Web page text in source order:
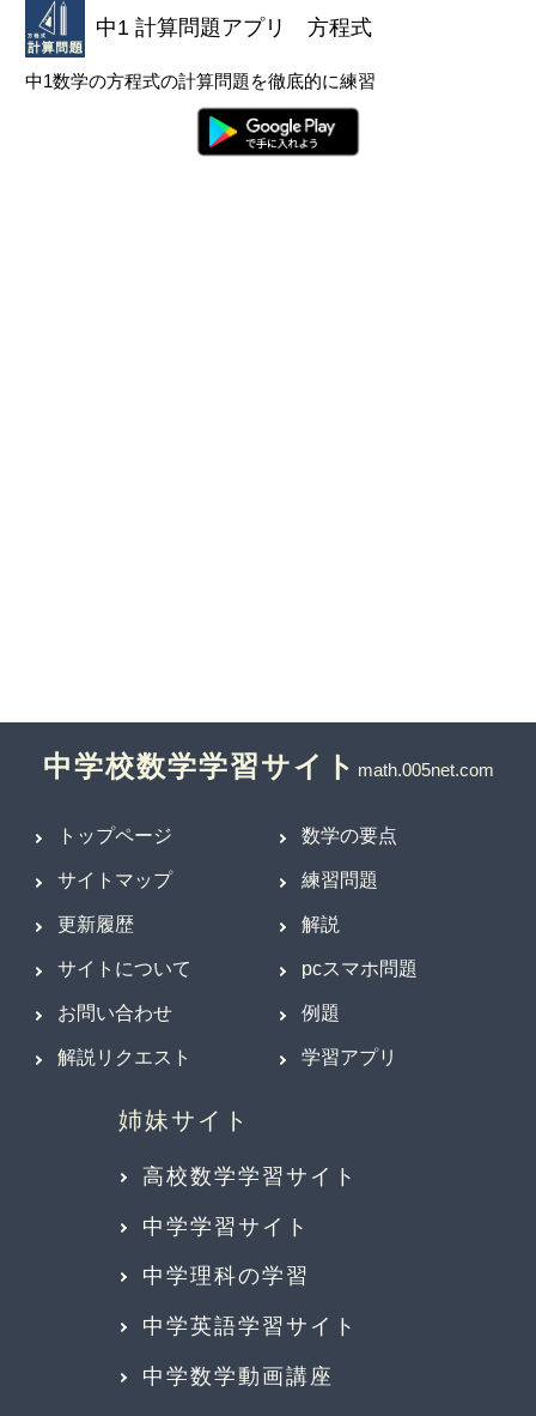
中1 計算問題アプリ 方程式
中1数学の方程式の計算問題を徹底的に練習
中学校数学学習サイト
トップページ
サイトマップ
更新履歴
サイトについて
お問い合わせ
解説リクエスト
数学の要点
練習問題
解説
pcスマホ問題
例題
学習アプリ
高校数学学習サイト
中学学習サイト
中学理科の学習
中学英語学習サイト
中学数学動画講座